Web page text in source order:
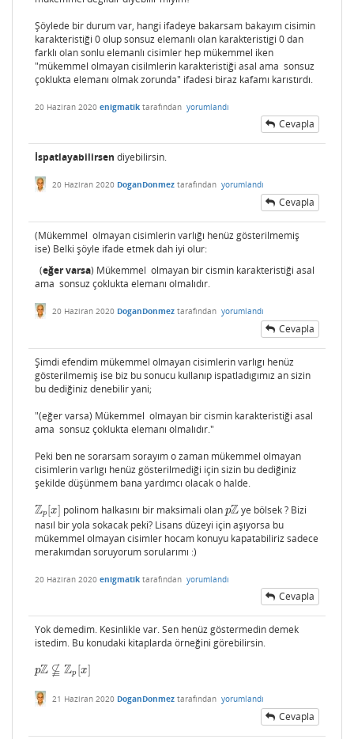
Şöylede bir durum var, hangi ifadeye bakarsam bakayım cisimin
karakteristiği 0 olup sonsuz elemanlı olan karakteristigi 0 dan
farklı olan sonlu elemanlı cisimler hep mükemmel iken
"mükemmel olmayan cisilmlerin karakteristiği asal ama sonsuz
çoklukta elemanı olmak zorunda" ifadesi biraz kafamı karıstırdı.
20 Haziran 2020 enigmatik tarafından yorumlandı
Cevapla
İspatlayabilirsen diyebilirsin.
20 Haziran 2020 DoganDonmez tarafından yorumlandı
Cevapla
(Mükemmel olmayan cisimlerin varlığı henüz gösterilmemiş
ise) Belki şöyle ifade etmek dah iyi olur:
(eğer varsa) Mükemmel olmayan bir cismin karakteristiği asal
ama sonsuz çoklukta elemanı olmalıdır.
20 Haziran 2020 DoganDonmez tarafından yorumlandı
Cevapla
Şimdi efendim mükemmel olmayan cisimlerin varlıgı henüz
gösterilmemiş ise biz bu sonucu kullanıp ispatladıgımız an sizin
bu dediğiniz denebilir yani;
"(eğer varsa) Mükemmel olmayan bir cismin karakteristiği asal
ama sonsuz çoklukta elemanı olmalıdır."
Peki ben ne sorarsam sorayım o zaman mükemmel olmayan
cisimlerin varlıgı henüz gösterilmediği için sizin bu dediğiniz
şekilde düşünmem bana yardımcı olacak o halde.
Zp [x]
Zp[ x] polinom halkasını bir maksimali olanpZ
pZ ye bölsek ? Bizi
nasıl bir yola sokacak peki? Lisans düzeyi için aşıyorsa bu
mükemmel olmayan cisimler hocam konuyu kapatabiliriz sadece
merakımdan soruyorum sorularımı :)
20 Haziran 2020 enigmatik tarafından yorumlandı
Cevapla
Yok demedim. Kesinlikle var. Sen henüz göstermedin demek
istedim. Bu konudaki kitaplarda örneğini görebilirsin.
pZ  Zp [x]
pZ⊈Zp[x]
21 Haziran 2020 DoganDonmez tarafından yorumlandı
Cevapla